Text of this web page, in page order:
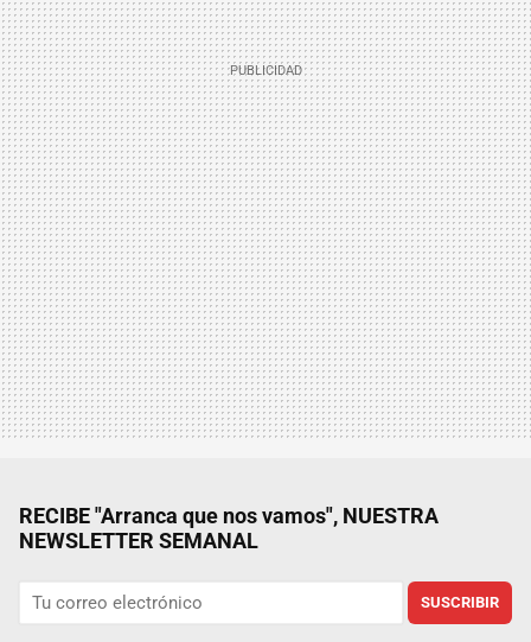
RECIBE "Arranca que nos vamos", NUESTRA
NEWSLETTER SEMANAL
SUSCRIBIR